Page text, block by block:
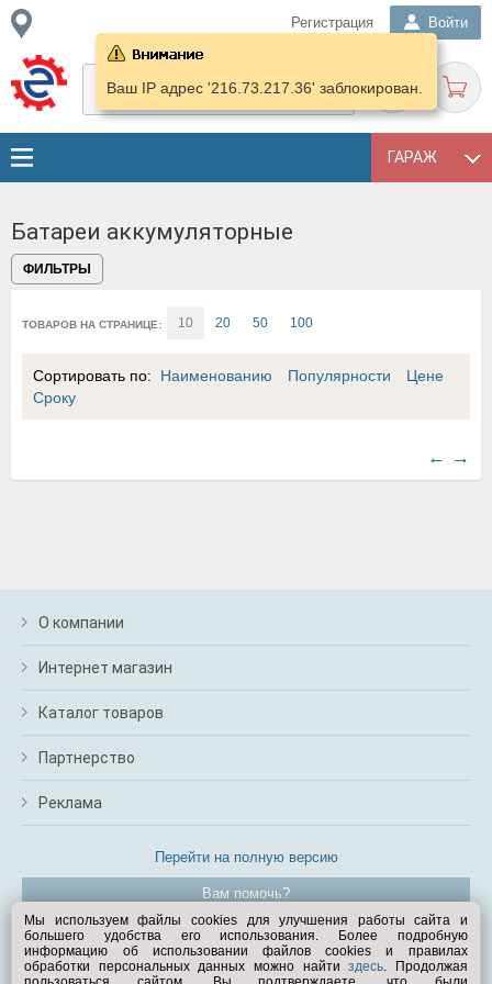
Регистрация Войти
ГАРАЖ
Ваш IP адрес '216.73.217.36' заблокирован.
Батареи аккумуляторные
ФИЛЬТРЫ
ТОВАРОВ НА СТРАНИЦЕ: 10 20 50 100
Сортировать по: Наименованию Популярности
Цене
Сроку
← →
О компании
Интернет магазин
Каталог товаров
Партнерство
Реклама
Перейти на полную версию
Вам помочь?
© Exist.ru 1998—2026
Мы используем файлы cookies для улучшения работы сайта и
большего удобства его использования. Более подробную
информацию об использовании файлов cookies и правилах
обработки персональных данных можно найтиздесь. Продолжая